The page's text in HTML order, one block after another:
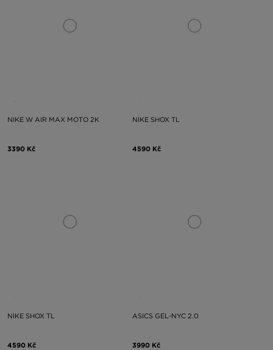
NIKE W AIR MAX MOTO 2K
3390 Kč
NIKE SHOX TL
4590 Kč
NIKE SHOX TL
4590 Kč
ASICS GEL-NYC 2.0
3990 Kč